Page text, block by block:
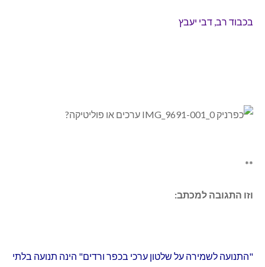
בכבוד רב, דבי יעבץ
**
וזו התגובה למכתב:
"התנועה לשמירה על שלטון ערכי בכפר ורדים" הינה תנועה בלתי